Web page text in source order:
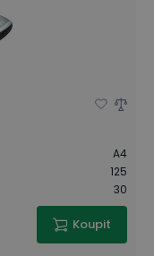
A4
125
30
Koupit